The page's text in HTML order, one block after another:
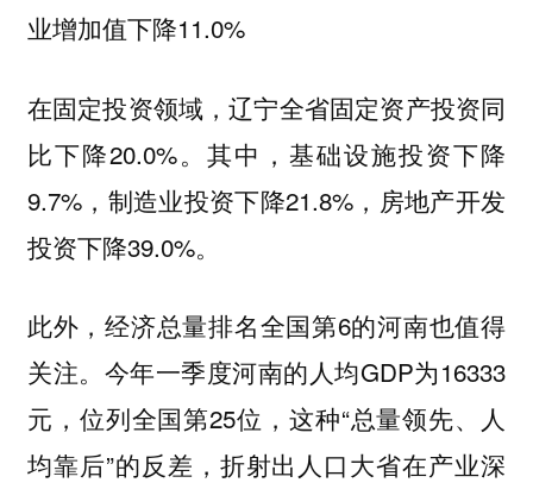
业增加值下降11.0%
在固定投资领域，辽宁全省固定资产投资同
比下降20.0%。其中，基础设施投资下降
9.7%，制造业投资下降21.8%，房地产开发
投资下降39.0%。
此外，经济总量排名全国第6的河南也值得
关注。今年一季度河南的人均GDP为16333
元，位列全国第25位，这种“总量领先、人
均靠后”的反差，折射出人口大省在产业深